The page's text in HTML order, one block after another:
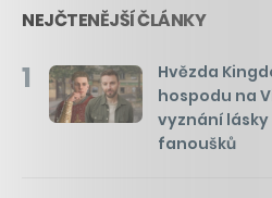
NEJČTENĚJŠÍ ČLÁNKY
1
Hvězda
hospodu na
vyznání lásky
fanoušků